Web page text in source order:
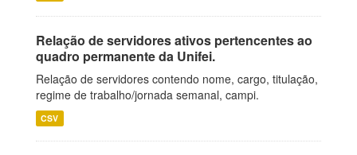
Relação de servidores ativos pertencentes ao
quadro permanente da Unifei.
Relação de servidores contendo nome, cargo, titulação,
regime de trabalho/jornada semanal, campi.
CSV